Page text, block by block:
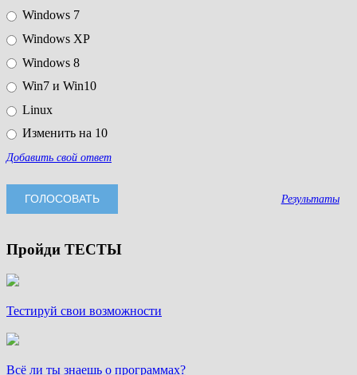
Windows 7
Windows XP
Windows 8
Win7 и Win10
Linux
Изменить на 10
Добавить свой ответ
Результаты
Пройди ТЕСТЫ
Тестируй свои возможности
Всё ли ты знаешь о программах?